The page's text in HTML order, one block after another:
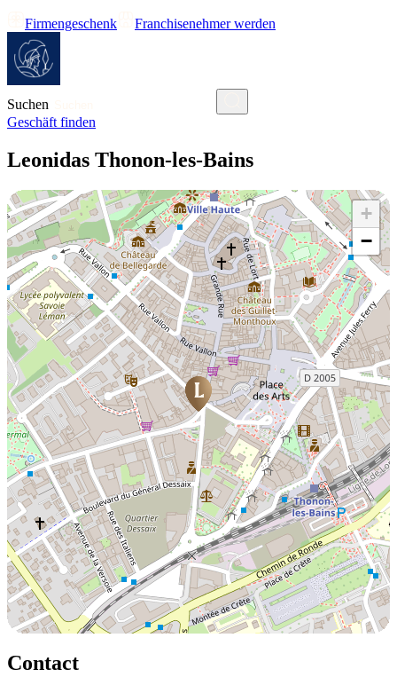
Firmengeschenk Franchisenehmer werden
Suchen
Geschäft finden
Leonidas Thonon-les-Bains
+
−
Contact